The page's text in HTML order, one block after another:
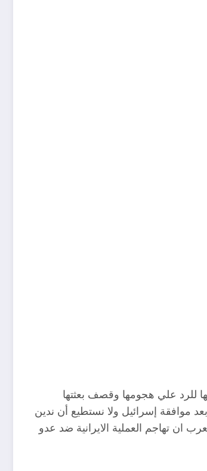
للرد علي هجومها وقصف بعثتها
موافقة إسرائيل ولا نستطيع أن ندين
ان تهاجم العملية الايرانية ضد عدو